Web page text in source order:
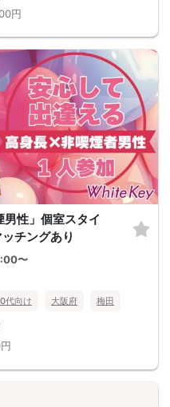
円
性」個室スタイ
チングあり
〜
代向け 大阪府 梅田